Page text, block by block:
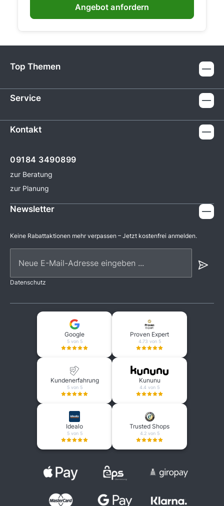
Angebot anfordern
Top Themen
Service
Kontakt
09184 3490899
zur Beratung
zur Planung
Newsletter
Keine Rabattaktionen mehr verpassen – Jetzt kostenfrei anmelden.
Datenschutz
Google
5 von 5
Proven Expert
4.73 von 5
Kundenerfahrung
5 von 5
Kununu
4.4 von 5
Idealo
5 von 5
Trusted Shops
4.2 von 5